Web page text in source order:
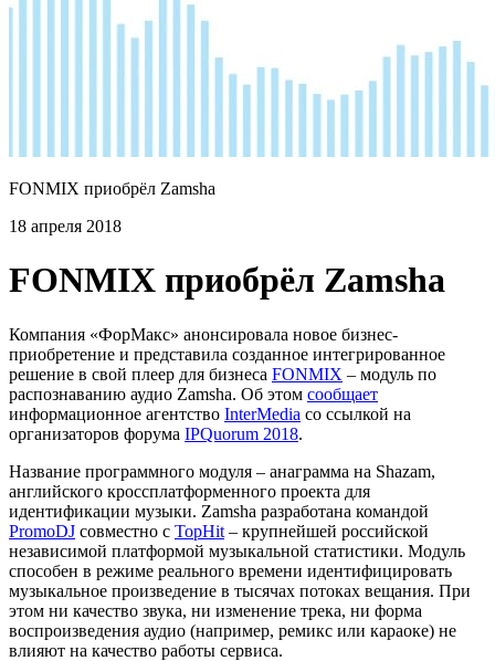
FONMIX приобрёл Zamsha
18 апреля 2018
FONMIX приобрёл Zamsha
Компания «ФорМакс» анонсировала новое бизнес-
приобретение и представила созданное интегрированное
решение в свой плеер для бизнеса FONMIX – модуль по
распознаванию аудио Zamsha. Об этом сообщает
информационное агентство InterMedia со ссылкой на
организаторов форума IPQuorum 2018.
Название программного модуля – анаграмма на Shazam,
английского кроссплатформенного проекта для
идентификации музыки. Zamsha разработана командой
PromoDJ совместно с TopHit – крупнейшей российской
независимой платформой музыкальной статистики. Модуль
способен в режиме реального времени идентифицировать
музыкальное произведение в тысячах потоках вещания. При
этом ни качество звука, ни изменение трека, ни форма
воспроизведения аудио (например, ремикс или караоке) не
влияют на качество работы сервиса.